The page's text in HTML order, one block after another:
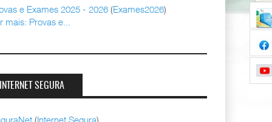
e Exames 2025 - 2026 (Exames2026)
mais: Provas e...
INTERNET SEGURA
(Internet Segura)